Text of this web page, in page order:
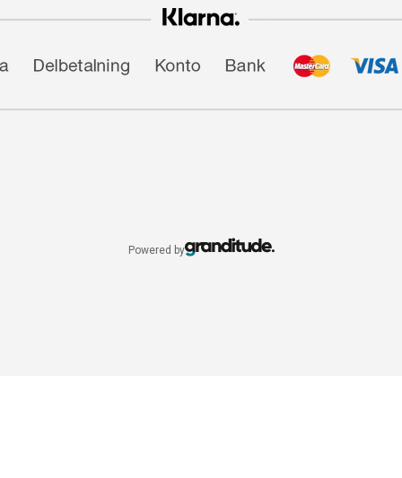
Powered by